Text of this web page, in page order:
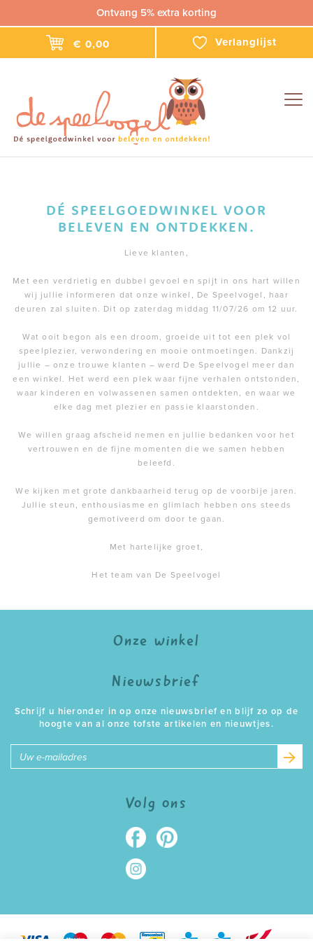
Ontvang 5% extra korting
€ 0,00 Verlanglijst
DÉ SPEELGOEDWINKEL VOOR
BELEVEN EN ONTDEKKEN.
Lieve klanten,
Met een verdrietig en dubbel gevoel en spijt in ons hart willen
wij jullie informeren dat onze winkel, De Speelvogel, haar
deuren zal sluiten. Dit op zaterdag middag 11/07/26 om 12 uur.
Wat ooit begon als een droom, groeide uit tot een plek vol
speelplezier, verwondering en mooie ontmoetingen. Dankzij
jullie – onze trouwe klanten – werd De Speelvogel meer dan
een winkel. Het werd een plek waar fijne verhalen ontstonden,
waar kinderen en volwassenen samen ontdekten, en waar we
elke dag met plezier en passie klaarstonden.
We willen graag afscheid nemen en jullie bedanken voor het
vertrouwen en de fijne momenten die we samen hebben
beleefd.
We kijken met grote dankbaarheid terug op de voorbije jaren.
Jullie steun, enthousiasme en glimlach hebben ons steeds
gemotiveerd om door te gaan.
Met hartelijke groet,
Het team van De Speelvogel
Onze winkel
Nieuwsbrief
Schrijf u hieronder in op onze nieuwsbrief en blijf zo op de
hoogte van al onze tofste artikelen en nieuwtjes.
Volg ons